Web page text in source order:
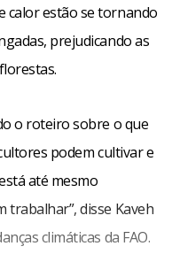
calor estão se tornando
prejudicando as
o roteiro sobre o que
podem cultivar e
até mesmo
trabalhar”, disse Kaveh
climáticas da FAO.